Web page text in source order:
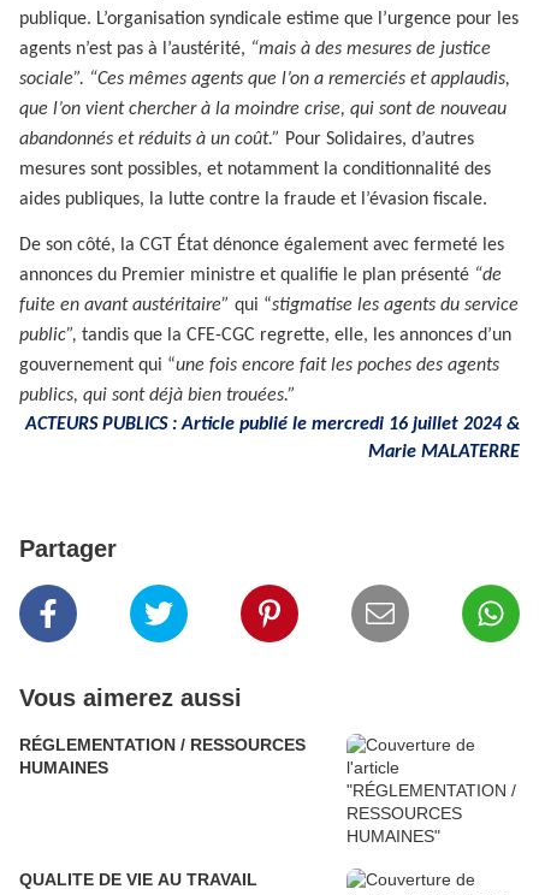
publique. L’organisation syndicale estime que l’urgence pour les
agents n’est pas à l’austérité, “mais à des mesures de justice
sociale”. “Ces mêmes agents que l’on a remerciés et applaudis,
que l’on vient chercher à la moindre crise, qui sont de nouveau
abandonnés et réduits à un coût.” Pour Solidaires, d’autres
mesures sont possibles, et notamment la conditionnalité des
aides publiques, la lutte contre la fraude et l’évasion fiscale.
De son côté, la CGT État dénonce également avec fermeté les
annonces du Premier ministre et qualifie le plan présenté “de
fuite en avant austéritaire” qui “stigmatise les agents du service
public”, tandis que la CFE-CGC regrette, elle, les annonces d’un
gouvernement qui “une fois encore fait les poches des agents
publics, qui sont déjà bien trouées.”
ACTEURS PUBLICS : Article publié le mercredi 16 juillet 2024 &
Marie MALATERRE
Partager
Vous aimerez aussi
RÉGLEMENTATION / RESSOURCES
HUMAINES
QUALITE DE VIE AU TRAVAIL